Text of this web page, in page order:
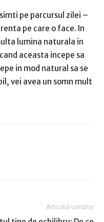
pe parcursul zilei –
pe care o face. In
lumina naturala in
aceasta incepe sa
in mod natural sa se
vei avea un somn mult
Articolul următor